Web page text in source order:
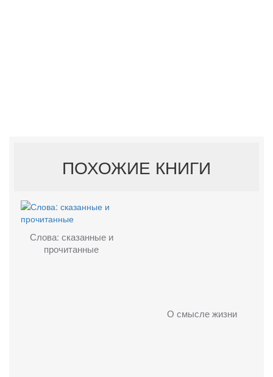
ПОХОЖИЕ КНИГИ
Слова: сказанные и
прочитанные
О смысле жизни